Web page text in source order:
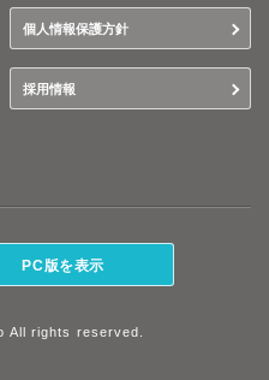
個人情報保護方針
採用情報
PC版を表示
All rights reserved.